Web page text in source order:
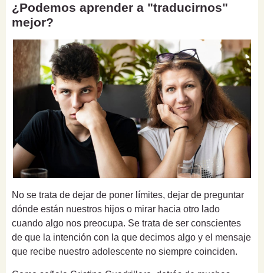
¿Podemos aprender a "traducirnos"
mejor?
No se trata de dejar de poner límites, dejar de preguntar
dónde están nuestros hijos o mirar hacia otro lado
cuando algo nos preocupa. Se trata de ser conscientes
de que la intención con la que decimos algo y el mensaje
que recibe nuestro adolescente no siempre coinciden.